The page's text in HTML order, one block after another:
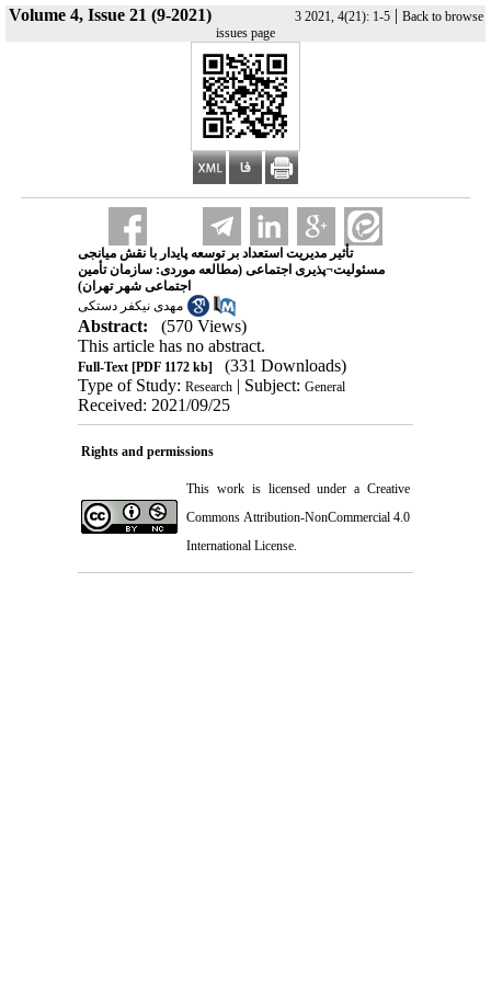
Volume 4, Issue 21 (9-2021) 3 2021, 4(21): 1-5| Back to browse
issues page
تأثیر مدیریت استعداد بر توسعه پایدار با نقش میانجی
مسئولیت¬پذیری اجتماعی (مطالعه موردی: سازمان تأمین
اجتماعی شهر تهران)
مهدی نیکفر دستکی
Abstract:
(570 Views)
This article has no abstract.
Full-Text[PDF 1172 kb]
(331 Downloads)
Type of Study: Research| Subject: General
Received: 2021/09/25
Rights and permissions
This work is licensed under a Creative
Commons Attribution-NonCommercial 4.0
International License.